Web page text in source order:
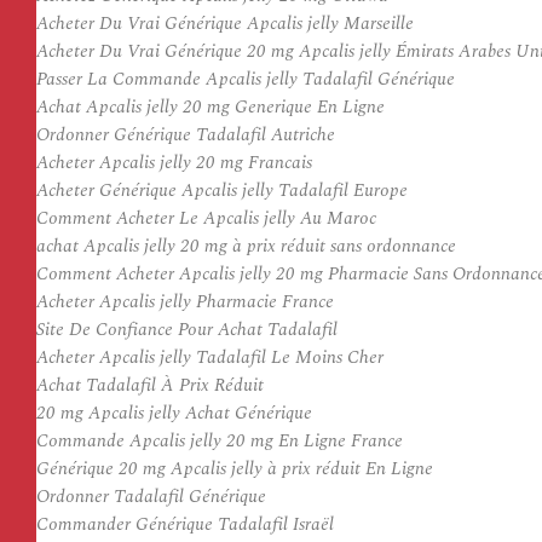
Acheter Du Vrai Générique Apcalis jelly Marseille
Acheter Du Vrai Générique 20 mg Apcalis jelly Émirats Arabes
Passer La Commande Apcalis jelly Tadalafil Générique
Achat Apcalis jelly 20 mg Generique En Ligne
Ordonner Générique Tadalafil Autriche
Acheter Apcalis jelly 20 mg Francais
Acheter Générique Apcalis jelly Tadalafil Europe
Comment Acheter Le Apcalis jelly Au Maroc
achat Apcalis jelly 20 mg à prix réduit sans ordonnance
Comment Acheter Apcalis jelly 20 mg Pharmacie Sans
Acheter Apcalis jelly Pharmacie France
Site De Confiance Pour Achat Tadalafil
Acheter Apcalis jelly Tadalafil Le Moins Cher
Achat Tadalafil À Prix Réduit
20 mg Apcalis jelly Achat Générique
Commande Apcalis jelly 20 mg En Ligne France
Générique 20 mg Apcalis jelly à prix réduit En Ligne
Ordonner Tadalafil Générique
Commander Générique Tadalafil Israël